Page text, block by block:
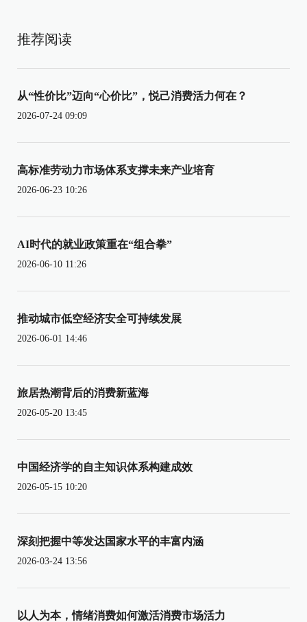
推荐阅读
从“性价比”迈向“心价比”，悦己消费活力何在？
2026-07-24 09:09
高标准劳动力市场体系支撑未来产业培育
2026-06-23 10:26
AI时代的就业政策重在“组合拳”
2026-06-10 11:26
推动城市低空经济安全可持续发展
2026-06-01 14:46
旅居热潮背后的消费新蓝海
2026-05-20 13:45
中国经济学的自主知识体系构建成效
2026-05-15 10:20
深刻把握中等发达国家水平的丰富内涵
2026-03-24 13:56
以人为本，情绪消费如何激活消费市场活力